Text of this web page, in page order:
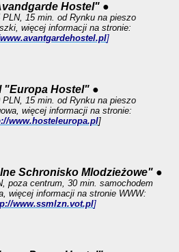
Hostel" ●
15 min. od Rynku na pieszo
więcej informacji na stronie:
]
"Europa Hostel" ●
15 min. od Rynku na pieszo
więcej informacji na stronie:
www.hosteleuropa.pl]
Schronisko Mlodzieżowe" ●
poza centrum, 30 min. samochodem
więcej informacji na stronie WWW:
www.ssmlzn.vot.pl]